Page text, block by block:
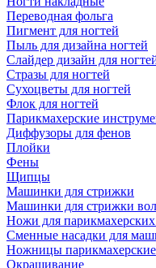
Переводная фольга
Пигмент для ногтей
Пыль для дизайна ногтей
Слайдер дизайн для
Стразы для ногтей
Сухоцветы для ногтей
Флок для ногтей
Парикмахерские
Диффузоры для фенов
Плойки
Фены
Щипцы
Машинки для стрижки
Машинки для стрижки
Ножи для
Сменные насадки для
Ножницы парикмахерские
Окрашивание